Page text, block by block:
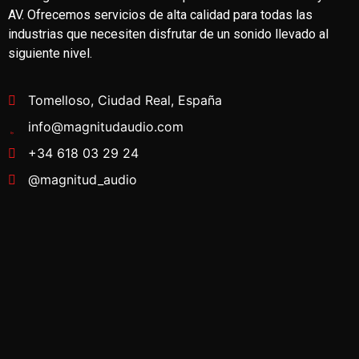
AV. Ofrecemos servicios de alta calidad para todas las
industrias que necesiten disfrutar de un sonido llevado al
siguiente nivel.
Tomelloso, Ciudad Real, España
info@magnitudaudio.com
+34 618 03 29 24
@magnitud_audio